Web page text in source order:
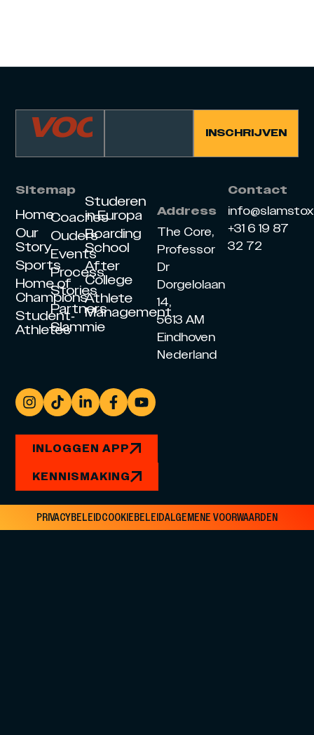
Sitemap
Home
Our
Story
Sports
Home of
Champions
Student-
Athletes
Coaches
Ouders
Events
Process
Stories
Partners
Slammie
Studeren
in Europa
Boarding
School
After
College
Athlete
Management
Address
The Core,
Professor
Dr
Dorgelolaan
14,
5613 AM
Eindhoven
Nederland
Contact
+31 6 19 87
32 72
INLOGGEN APP
KENNISMAKING
PRIVACYBELEIDCOOKIEBELEIDALGEMENE VOORWAARDEN